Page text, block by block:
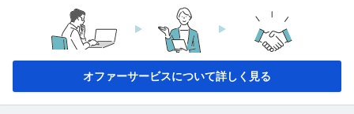
オファーサービスについて詳しく見る